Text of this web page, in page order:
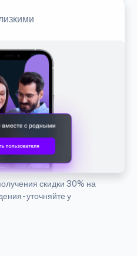
скидки 30% на
- уточняйте у